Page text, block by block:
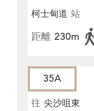
柯士甸道 站
距離 230m
35A
往 尖沙咀東